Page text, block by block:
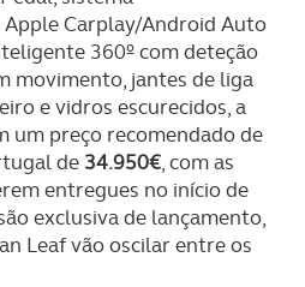
Apple Carplay/Android Auto
360º com deteção
movimento, jantes de liga
e vidros escurecidos, a
um preço recomendado de
de 34.950€, com as
entregues no início de
exclusiva de lançamento,
Leaf vão oscilar entre os